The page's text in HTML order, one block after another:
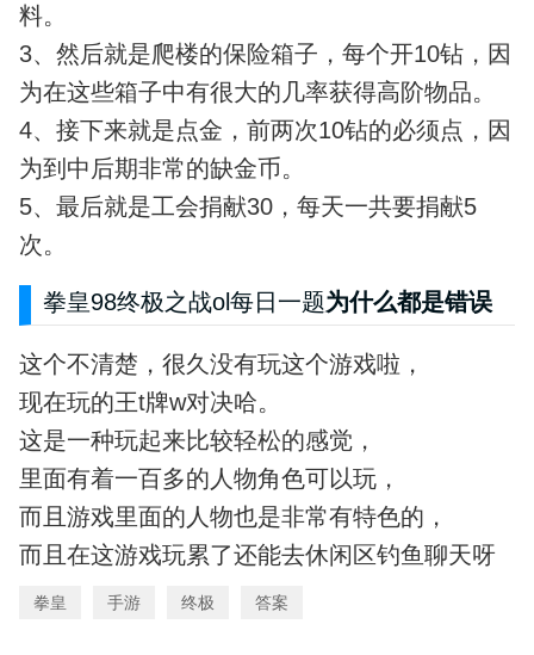
料。
3、然后就是爬楼的保险箱子，每个开10钻，因
为在这些箱子中有很大的几率获得高阶物品。
4、接下来就是点金，前两次10钻的必须点，因
为到中后期非常的缺金币。
5、最后就是工会捐献30，每天一共要捐献5
次。
拳皇98终极之战ol每日一题为什么都是错误
这个不清楚，很久没有玩这个游戏啦，
现在玩的王t牌w对决哈。
这是一种玩起来比较轻松的感觉，
里面有着一百多的人物角色可以玩，
而且游戏里面的人物也是非常有特色的，
而且在这游戏玩累了还能去休闲区钓鱼聊天呀
拳皇 手游 终极 答案